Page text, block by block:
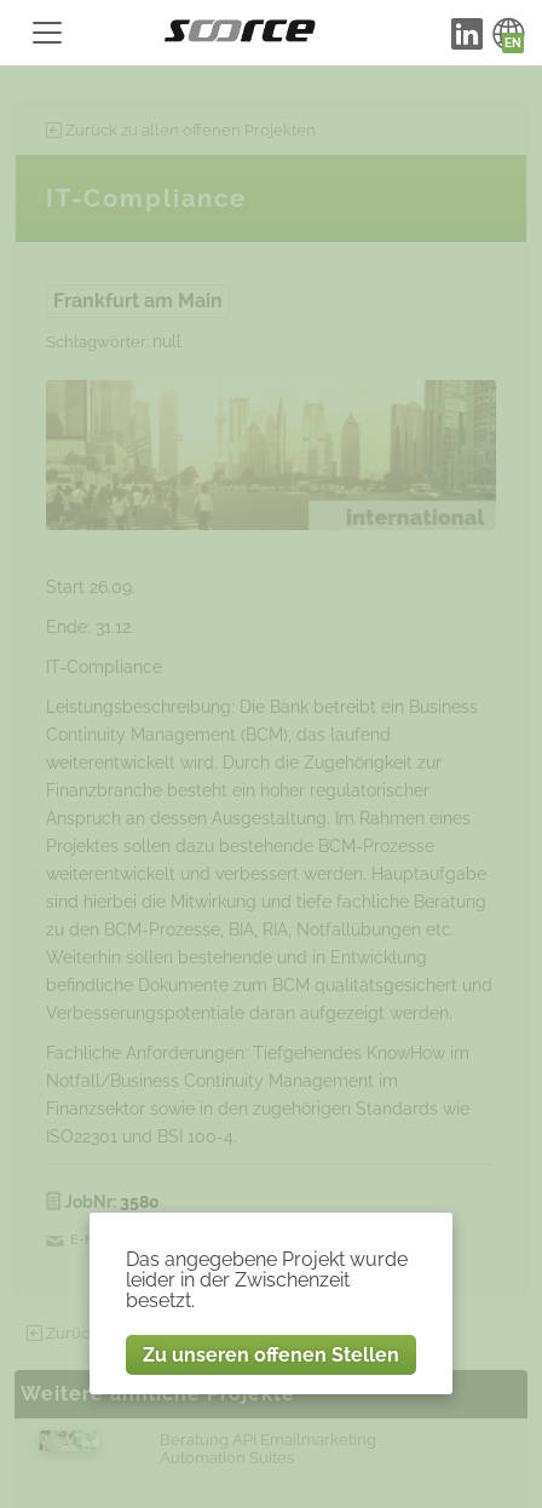
Das angegebene Projekt wurde
leider in der Zwischenzeit
besetzt.
Zu unseren offenen Stellen
Zurück zu allen offenen Projekten
IT-Compliance
Frankfurt am Main
Schlagwörter: null
Start 26.09.
Ende: 31.12.
IT-Compliance
Leistungsbeschreibung: Die Bank betreibt ein Business
Continuity Management (BCM), das laufend
weiterentwickelt wird. Durch die Zugehörigkeit zur
Finanzbranche besteht ein hoher regulatorischer
Anspruch an dessen Ausgestaltung. Im Rahmen eines
Projektes sollen dazu bestehende BCM-Prozesse
weiterentwickelt und verbessert werden. Hauptaufgabe
sind hierbei die Mitwirkung und tiefe fachliche Beratung
zu den BCM-Prozesse, BIA, RIA, Notfallübungen etc.
Weiterhin sollen bestehende und in Entwicklung
befindliche Dokumente zum BCM qualitätsgesichert und
Verbesserungspotentiale daran aufgezeigt werden.
Fachliche Anforderungen: Tiefgehendes KnowHow im
Notfall/Business Continuity Management im
Finanzsektor sowie in den zugehörigen Standards wie
ISO22301 und BSI 100-4.
JobNr: 3580
E-Mail:
Zurück zu allen offenen Projekten
Weitere ähnliche Projekte
Beratung API Emailmarketing
Automation Suites